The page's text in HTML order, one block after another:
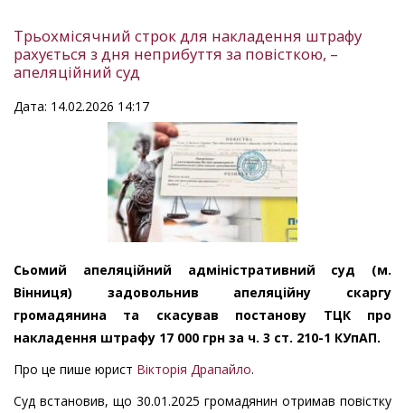
Трьохмісячний строк для накладення штрафу
рахується з дня неприбуття за повісткою, –
апеляційний суд
Дата: 14.02.2026 14:17
Сьомий апеляційний адміністративний суд (м.
Вінниця) задовольнив апеляційну скаргу
громадянина та скасував постанову ТЦК про
накладення штрафу 17 000 грн за ч. 3 ст. 210-1 КУпАП.
Про це пише юрист Вікторія Драпайло.
Суд встановив, що 30.01.2025 громадянин отримав повістку